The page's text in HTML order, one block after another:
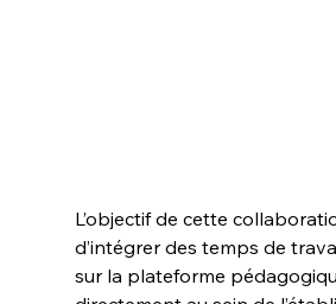
L’objectif de cette
d’intégrer des temps de
sur la plateforme